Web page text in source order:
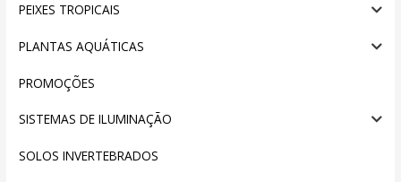
PEIXES TROPICAIS
PLANTAS AQUÁTICAS
PROMOÇÕES
SISTEMAS DE ILUMINAÇÃO
SOLOS INVERTEBRADOS